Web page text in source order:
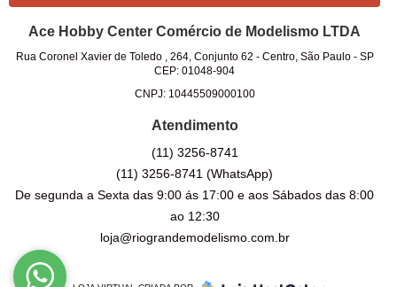
Ace Hobby Center Comércio de Modelismo LTDA
Rua Coronel Xavier de Toledo , 264, Conjunto 62 - Centro, São Paulo- SP
CEP: 01048-904
CNPJ: 10445509000100
Atendimento
(11) 3256-8741
(11) 3256-8741(WhatsApp)
De segunda a Sexta das 9:00 ás 17:00 e aos Sábados das 8:00
ao 12:30
loja@riograndemodelismo.com.br